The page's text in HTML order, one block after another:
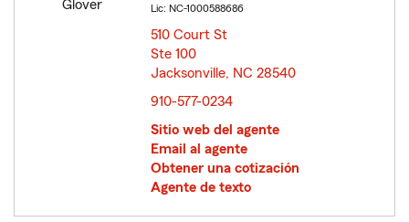
Lic: NC-1000588686
510 Court St
Ste 100
Jacksonville, NC 28540
910-577-0234
Sitio web del agente
Email al agente
Obtener una cotización
Agente de texto